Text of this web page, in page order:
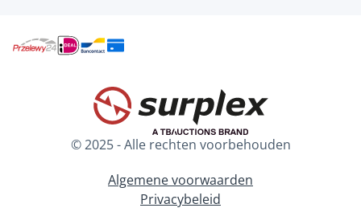
Uitbeenseperators
Vermalsmachines Vacuümvulmachines
© 2025 - Alle rechten voorbehouden
Algemene voorwaarden
Privacybeleid